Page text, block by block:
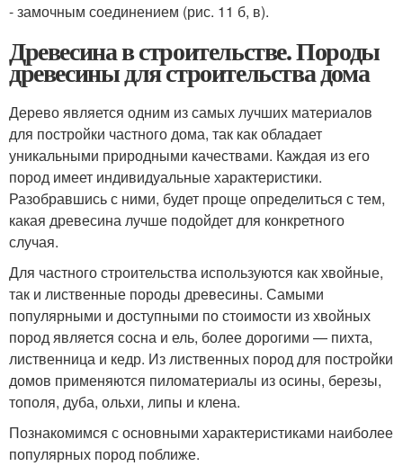
- замочным соединением (рис. 11 б, в).
Древесина в строительстве. Породы
древесины для строительства дома
Дерево является одним из самых лучших материалов
для постройки частного дома, так как обладает
уникальными природными качествами. Каждая из его
пород имеет индивидуальные характеристики.
Разобравшись с ними, будет проще определиться с тем,
какая древесина лучше подойдет для конкретного
случая.
Для частного строительства используются как хвойные,
так и лиственные породы древесины. Самыми
популярными и доступными по стоимости из хвойных
пород является сосна и ель, более дорогими — пихта,
лиственница и кедр. Из лиственных пород для постройки
домов применяются пиломатериалы из осины, березы,
тополя, дуба, ольхи, липы и клена.
Познакомимся с основными характеристиками наиболее
популярных пород поближе.